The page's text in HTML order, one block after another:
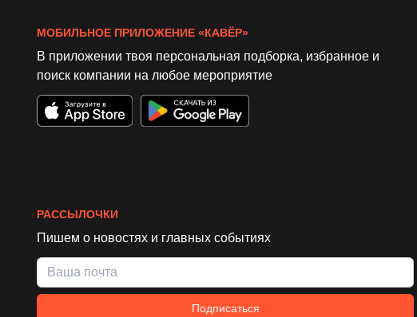
МОБИЛЬНОЕ ПРИЛОЖЕНИЕ «КАВЁР»
В приложении твоя персональная подборка, избранное и
поиск компании на любое мероприятие
РАССЫЛОЧКИ
Пишем о новостях и главных событиях
Подписаться